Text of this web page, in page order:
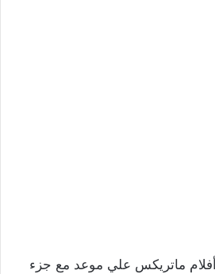
ماتريكس علي موعد مع جزء